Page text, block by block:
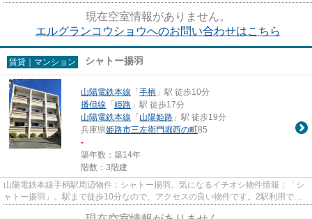
とした造りが自慢の築8年のマ...
現在空室情報がありません。
エルグランコウショウへのお問い合わせはこちら
賃貸｜マンション シャトー揚羽
山陽電鉄本線 「手柄 」駅 徒歩10分
播但線 「姫路 」駅 徒歩17分
山陽電鉄本線 「山陽姫路 」駅 徒歩19分
兵庫県姫路市三左衛門堀西の町85
-
築年数：築14年
階数：3階建
山陽電鉄本線手柄駅周辺物件：シャトー揚羽。気になるイチオシ物件情報：「シ
ャトー揚羽」。駅まで徒歩10分なので、アクセスの良い物件です。2駅利用でき
る場所にあり、アクセスが便利...